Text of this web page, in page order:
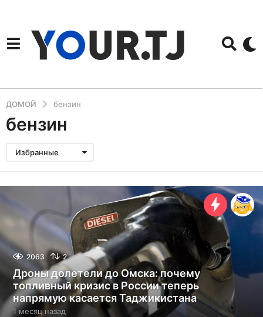
ДОМОЙ бензин
бензин
Избранные
2063 2
Дроны долетели до Омска: почему
топливный кризис в России теперь
напрямую касается Таджикистана
1 месяц назад